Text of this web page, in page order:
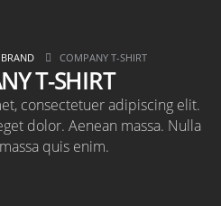
BRAND COMPANY T-SHIRT
T-SHIRT
consectetuer adipiscing elit.
dolor. Aenean massa. Nulla
quis enim.